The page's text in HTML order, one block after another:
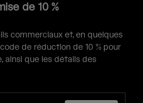
de 10 %
commerciaux et, en quelques
de réduction de 10 % pour
ainsi que les détails des